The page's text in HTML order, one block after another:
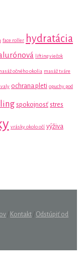
face roller hydratácia
lifting viečok
očného okolia masáž tváre
ochrana pleti opuchy pod
spokojnosť stres
vrásky okolo očí výživa
/ Kontakt / Odstúpiť od